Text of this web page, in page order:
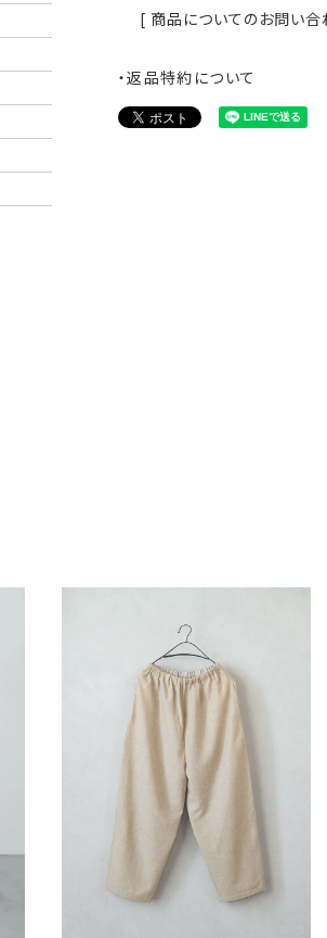
[ 商品についてのお問い合
・返品特約について